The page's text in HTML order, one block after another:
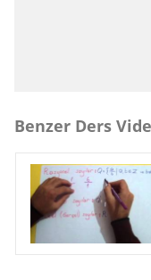
Benzer Ders